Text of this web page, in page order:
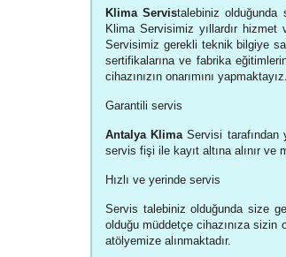
Klima Servistalebiniz olduğunda
Klima Servisimiz yıllardır hizmet
Servisimiz gerekli teknik bilgiye
sertifikalarına ve fabrika
cihazınızın onarımını yapmaktayız.
Garantili servis
Antalya KlimaServisi tarafından
servis fişi ile kayıt altına alınır
Hızlı ve yerinde servis
Servis talebiniz olduğunda size
olduğu müddetçe cihazınıza sizin
atölyemize alınmaktadır.